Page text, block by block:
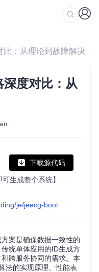
比：从理论到故障解决
度对比：从
下载源代码
je/jeecg-boot
案是确保数据一致性的
统单体应用的ID生成方
跨服务协同的需求。本
法的实现原理、性能表